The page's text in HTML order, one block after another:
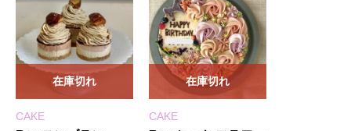
CAKE
在庫切れ
CAKE
在庫切れ